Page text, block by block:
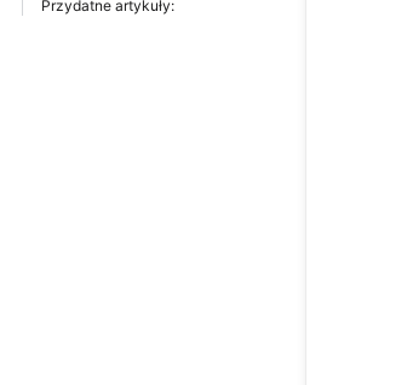
Przydatne artykuły: